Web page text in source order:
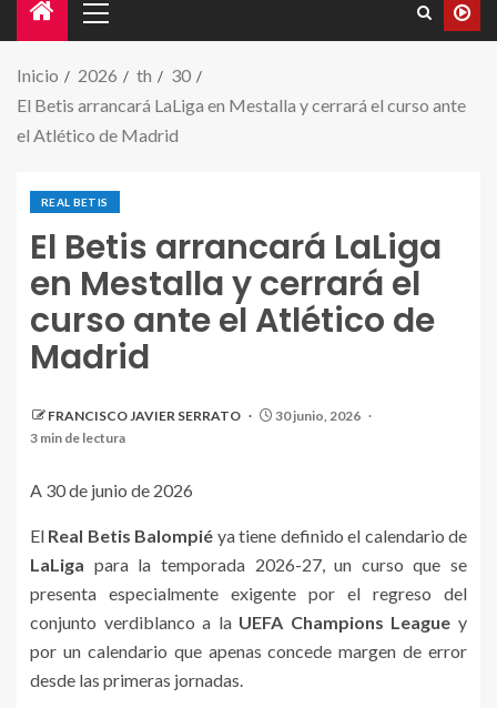
Inicio 2026 th
30
El Betis arrancará LaLiga en Mestalla y cerrará el curso ante
el Atlético de Madrid
REAL BETIS
El Betis arrancará LaLiga
en Mestalla y cerrará el
curso ante el Atlético de
Madrid
FRANCISCO JAVIER SERRATO
30 junio, 2026
3 min de lectura
A 30 de junio de 2026
El Real Betis Balompié ya tiene definido el calendario de
LaLiga para la temporada 2026-27, un curso que se
presenta especialmente exigente por el regreso del
conjunto verdiblanco a la UEFA Champions League y
por un calendario que apenas concede margen de error
desde las primeras jornadas.